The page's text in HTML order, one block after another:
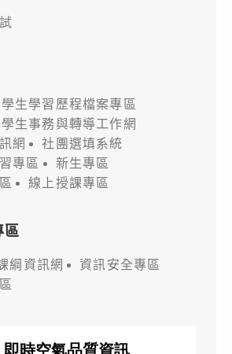
學生學習歷程檔案專區
學生事務與轉導工作網
網
社團選填系統
專區
新生專區
線上授課專區
區
綱資訊網
資訊安全專區